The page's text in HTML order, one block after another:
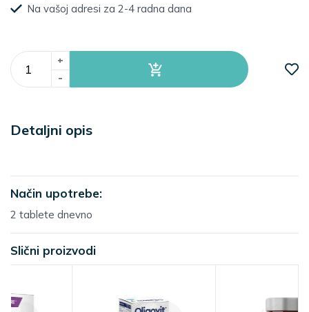
Na vašoj adresi za 2-4 radna dana
+
-
Detaljni opis
Način upotrebe:
2 tablete dnevno
Slični proizvodi